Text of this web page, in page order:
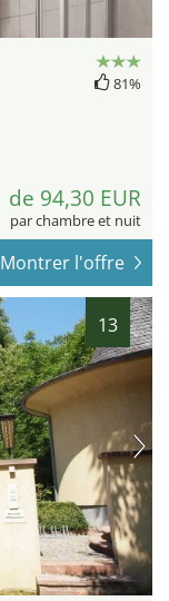
81%
de 94,30 EUR
par chambre et nuit
Montrer l'offre
13